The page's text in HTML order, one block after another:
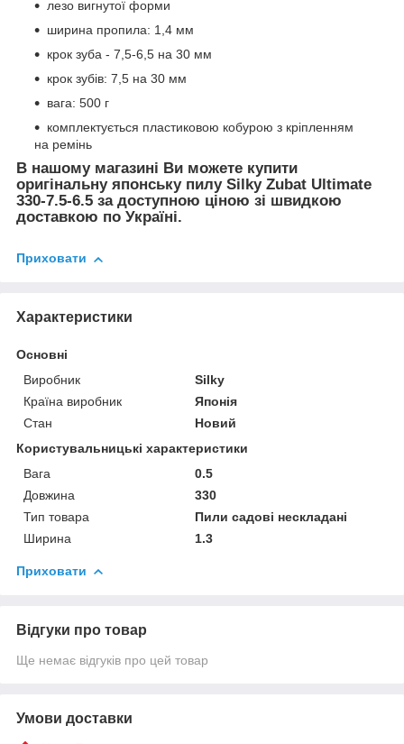
лезо вигнутої форми
ширина пропила: 1,4 мм
крок зуба - 7,5-6,5 на 30 мм
крок зубів: 7,5 на 30 мм
вага: 500 г
комплектується пластиковою кобурою з кріпленням
на ремінь
В нашому магазині Ви можете купити
оригінальну японську пилу Silky Zubat Ultimate
330-7.5-6.5 за доступною ціною зі швидкою
доставкою по Україні.
Приховати
Характеристики
Основні
Виробник
Silky
Країна виробник
Японія
Стан
Новий
Користувальницькі характеристики
Вага
0.5
Довжина
330
Тип товара
Пили садові нескладані
Ширина
1.3
Приховати
Відгуки про товар
Ще немає відгуків про цей товар
Умови доставки